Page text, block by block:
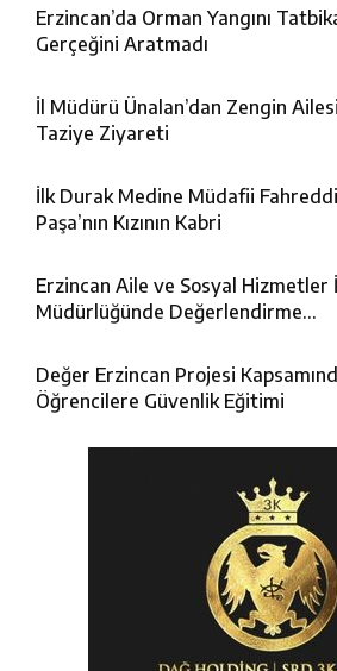
Erzincan’da Orman Yangını
Gerçeğini Aratmadı
İl Müdürü Ünalan’dan Zengin
Taziye Ziyareti
İlk Durak Medine Müdafii
Paşa’nın Kızının Kabri
Erzincan Aile ve Sosyal Hizmetler İl
Müdürlüğünde Değerlendirme
Değer Erzincan Projesi
Öğrencilere Güvenlik Eğitimi